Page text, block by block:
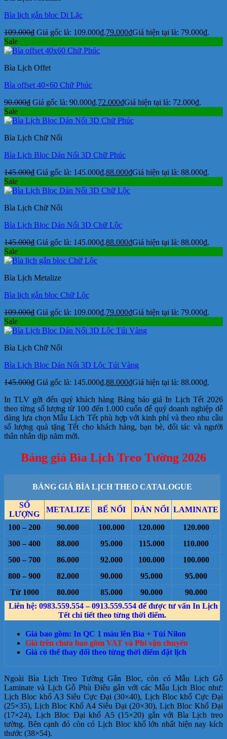
Bìa lịch gắn bloc Di Lặc
109.000₫ Giá gốc là: 109.000₫.79.000₫Giá hiện tại là: 79.000₫.
Sale
Bìa Lịch Offet
Bìa offset 40×60 Chữ Phúc
90.000₫ Giá gốc là: 90.000₫.72.000₫Giá hiện tại là: 72.000₫.
Sale
Bìa Lịch Chữ Nổi
Bìa Lịch Bloc Dán Nổi 3D Chữ Phúc
145.000₫ Giá gốc là: 145.000₫.88.000₫Giá hiện tại là: 88.000₫.
Sale
Bìa Lịch Chữ Nổi
Bìa Lịch Bloc Dán Nổi 3D Chữ Lộc
145.000₫ Giá gốc là: 145.000₫.88.000₫Giá hiện tại là: 88.000₫.
Sale
Bìa Lịch Metalize
Bìa lịch gắn bloc Chữ Lộc
109.000₫ Giá gốc là: 109.000₫.79.000₫Giá hiện tại là: 79.000₫.
Sale
Bìa Lịch Chữ Nổi
Bìa Lịch Bloc Dán Nổi 3D Lộc Túi Vàng
145.000₫ Giá gốc là: 145.000₫.88.000₫Giá hiện tại là: 88.000₫.
In TLV gởi đến quý khách hàng Bảng báo giá In Lịch Tết 2026
theo từng số lượng từ 100 đến 1.000 cuốn để quý doanh nghiệp dễ
dàng lựa chọn Mẫu Lịch Tết phù hợp với kinh phí và theo nhu cầu
số lượng quà tặng Tết cho khách hàng, bạn bè, đối tác và người
thân nhân dịp năm mới.
Bảng giá Bìa Lịch Treo Tường 2026
BẢNG GIÁ BÌA LỊCH THEO CATALOGUE
SỐ
LƯỢNG
METALIZE BẾ NỔI DÁN NỔI LAMINATE
100 – 200 90.000 100.000 120.000
120.000
300 – 400
88.000 95.000 115.000
110.000
500 – 700
86.000 92.000 100.000
100.000
800 – 900
82.000 90.000 95.000
95.000
Từ 1000
80.000 85.000 90.000
90.000
Liên hệ: 0983.559.554 – 0913.559.554 để được tư vấn In Lịch
Tết chi tiết theo từng thời điểm.
Giá bao gồm: In QC 1 màu lên Bìa + Túi Nilon
Giá trên chưa bao gồm VAT và Phí vận chuyển
Giá có thể thay đổi theo từng thời điểm đặt lịch
Ngoài Bìa Lịch Treo Tường Gắn Bloc, còn có Mẫu Lịch Gỗ
Laminate và Lịch Gỗ Phù Điêu gắn với các Mẫu Lịch Bloc như:
Lịch Bloc khổ A3 Siêu Cực Đại (30×40), Lịch Bloc khổ Cực Đại
(25×35), Lịch Bloc Khổ A4 Siêu Đại (20×30), Lịch Bloc Khổ Đại
(17×24), Lịch Bloc Đại khổ A5 (15×20) gắn với Bìa Lịch treo
tường. Bên cạnh đó còn có Lịch Bloc khổ lớn nhất hiện nay kích
thước (38×54).